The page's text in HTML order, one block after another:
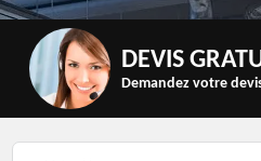
DEVIS
Demandez votre